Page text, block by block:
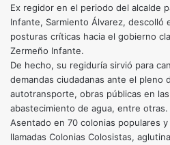
Ex regidor en el periodo del alcalde
Infante, Sarmiento Álvarez, descolló
posturas críticas hacia el gobierno
Zermeño Infante.
De hecho, su regiduría sirvió para
demandas ciudadanas ante el pleno
autotransporte, obras públicas en
abastecimiento de agua, entre otras.
Asentado en 70 colonias populares
llamadas Colonias Colosistas,